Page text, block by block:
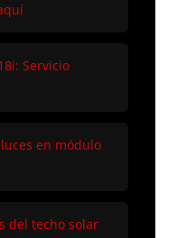
Servicio
en módulo
del techo solar